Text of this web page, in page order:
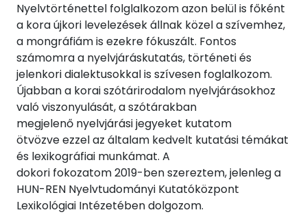
Nyelvtörténettel folglalkozom azon belül is főként
a kora újkori levelezések állnak közel a szívemhez,
a mongráfiám is ezekre fókuszált. Fontos
számomra a nyelvjáráskutatás, történeti és
jelenkori dialektusokkal is szívesen foglalkozom.
Újabban a korai szótárirodalom nyelvjárásokhoz
való viszonyulását, a szótárakban
megjelenő nyelvjárási jegyeket kutatom
ötvözve ezzel az általam kedvelt kutatási témákat
és lexikográfiai munkámat. A
dokori fokozatom 2019-ben szereztem, jelenleg a
HUN-REN Nyelvtudományi Kutatóközpont
Lexikológiai Intézetében dolgozom.